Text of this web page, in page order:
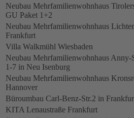
Neubau Mehrfamilienwohnhaus
GU Paket 1+2
Neubau Mehrfamilienwohnhaus
Frankfurt
Villa Walkmühl Wiesbaden
Neubau Mehrfamilienwohnhaus Anny-
1-7 in Neu Isenburg
Neubau Mehrfamilienwohnhaus
Hannover
Büroumbau Carl-Benz-Str.2 in
KITA Lenaustraße Frankfurt